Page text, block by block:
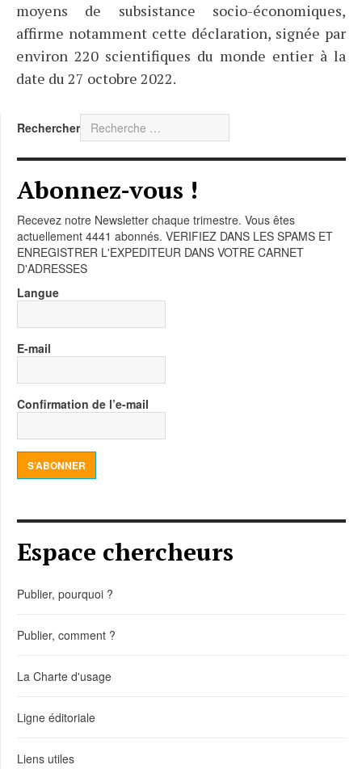
moyens de subsistance socio-économiques,
affirme notamment cette déclaration, signée par
environ 220 scientifiques du monde entier à la
date du 27 octobre 2022.
Rechercher
Abonnez-vous !
Recevez notre Newsletter chaque trimestre. Vous êtes
actuellement 4441 abonnés. VERIFIEZ DANS LES SPAMS ET
ENREGISTRER L'EXPEDITEUR DANS VOTRE CARNET
D'ADRESSES
Langue
E-mail
Confirmation de l’e-mail
S’ABONNER
Espace chercheurs
Publier, pourquoi ?
Publier, comment ?
La Charte d'usage
Ligne éditoriale
Liens utiles